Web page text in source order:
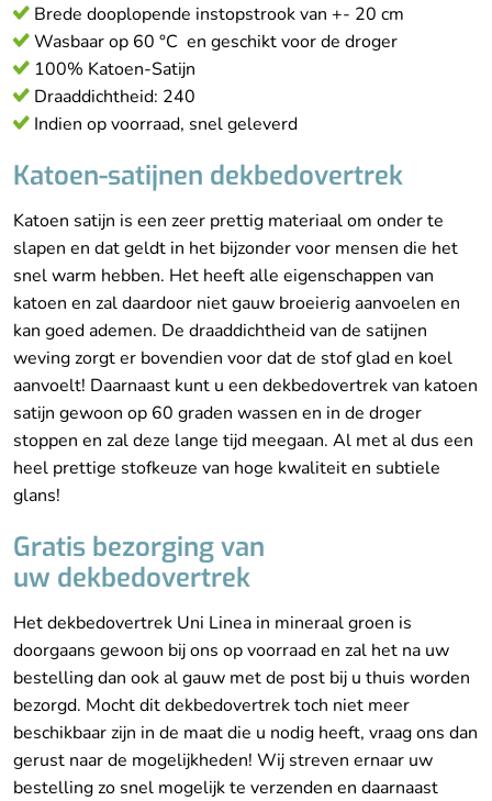
Brede dooplopende instopstrook van +- 20 cm
Wasbaar op 60 °C en geschikt voor de droger
100% Katoen-Satijn
Draaddichtheid: 240
Indien op voorraad, snel geleverd
Katoen-satijnen dekbedovertrek
Katoen satijn is een zeer prettig materiaal om onder te
slapen en dat geldt in het bijzonder voor mensen die het
snel warm hebben. Het heeft alle eigenschappen van
katoen en zal daardoor niet gauw broeierig aanvoelen en
kan goed ademen. De draaddichtheid van de satijnen
weving zorgt er bovendien voor dat de stof glad en koel
aanvoelt! Daarnaast kunt u een dekbedovertrek van katoen
satijn gewoon op 60 graden wassen en in de droger
stoppen en zal deze lange tijd meegaan. Al met al dus een
heel prettige stofkeuze van hoge kwaliteit en subtiele
glans!
Gratis bezorging van
uw dekbedovertrek
Het dekbedovertrek Uni Linea in mineraal groen is
doorgaans gewoon bij ons op voorraad en zal het na uw
bestelling dan ook al gauw met de post bij u thuis worden
bezorgd. Mocht dit dekbedovertrek toch niet meer
beschikbaar zijn in de maat die u nodig heeft, vraag ons dan
gerust naar de mogelijkheden! Wij streven ernaar uw
bestelling zo snel mogelijk te verzenden en daarnaast